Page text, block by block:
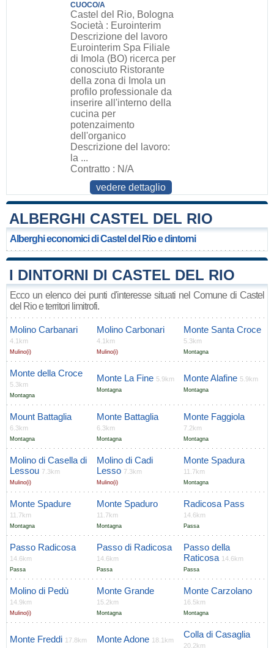
CUOCO/A
Castel del Rio, Bologna
Società : Eurointerim
Descrizione del lavoro
Eurointerim Spa Filiale
di Imola (BO) ricerca per
conosciuto Ristorante
della zona di Imola un
profilo professionale da
inserire all'interno della
cucina per
potenzaimento
dell'organico
Descrizione del lavoro:
la ...
Contratto : N/A
vedere dettaglio
ALBERGHI CASTEL DEL RIO
Alberghi economici di Castel del Rio e dintorni
I DINTORNI DI CASTEL DEL RIO
Ecco un elenco dei punti d'interesse situati nel Comune di Castel
del Rio e territori limitrofi.
Molino Carbanari
4.1km
Mulino(i)
Molino Carbonari
4.1km
Mulino(i)
Monte Santa Croce
5.3km
Montagna
Monte della Croce
5.3km
Montagna
Monte La Fine 5.9km
Montagna
Monte Alafine 5.9km
Montagna
Mount Battaglia
6.3km
Montagna
Monte Battaglia
6.3km
Montagna
Monte Faggiola
7.2km
Montagna
Molino di Casella di
Lessou 7.3km
Mulino(i)
Molino di Cadi
Lesso 7.3km
Mulino(i)
Monte Spadura
11.7km
Montagna
Monte Spadure
11.7km
Montagna
Monte Spaduro
11.7km
Montagna
Radicosa Pass
14.6km
Passa
Passo Radicosa
14.6km
Passa
Passo di Radicosa
14.6km
Passa
Passo della
Raticosa 14.6km
Passa
Molino di Pedù
14.9km
Mulino(i)
Monte Grande
15.2km
Montagna
Monte Carzolano
16.5km
Montagna
Monte Freddi 17.8km Monte Adone 18.1km
Colla di Casaglia
20.2km